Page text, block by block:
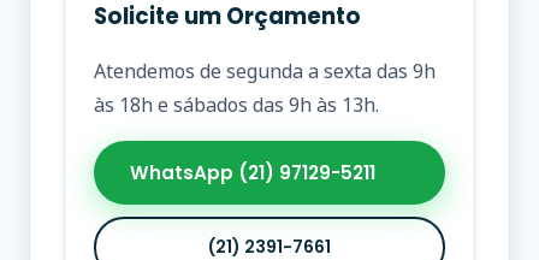
Solicite um Orçamento
Atendemos de segunda a sexta das 9h
às 18h e sábados das 9h às 13h.
WhatsApp (21) 97129-5211
(21) 2391-7661